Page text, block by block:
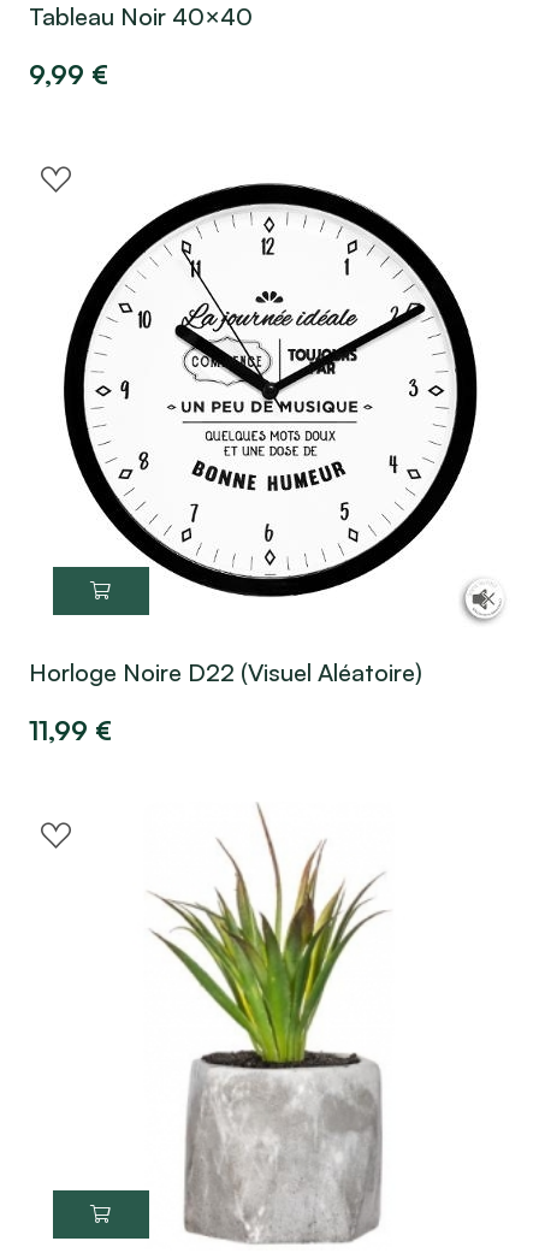
Tableau Noir 40×40
9,99 €
Horloge Noire D22 (Visuel Aléatoire)
11,99 €